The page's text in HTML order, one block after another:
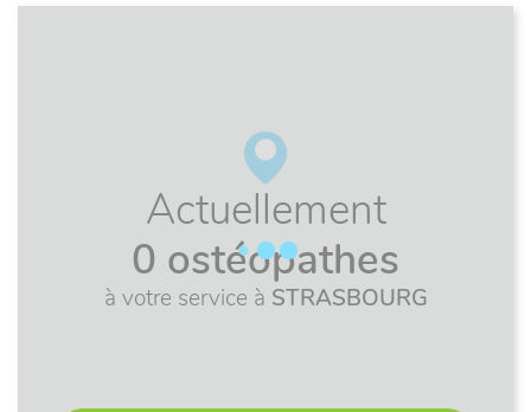
Actuellement
0 ostéopathes
à votre service à STRASBOURG